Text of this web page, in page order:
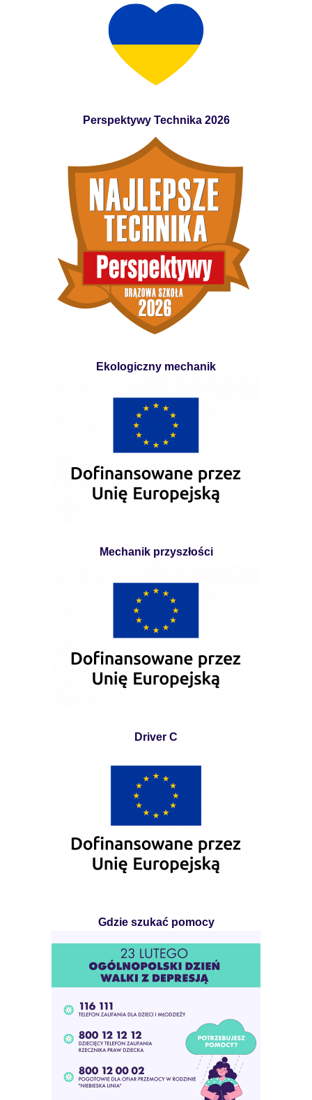
Perspektywy Technika 2026
Ekologiczny mechanik
Mechanik przyszłości
Driver C
Gdzie szukać pomocy